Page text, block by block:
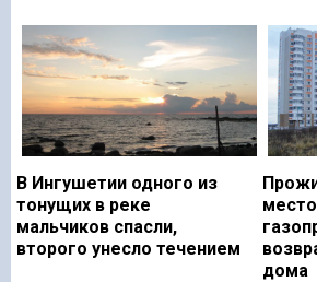
В Ингушетии одного из
тонущих в реке
мальчиков спасли,
второго унесло течением
дома